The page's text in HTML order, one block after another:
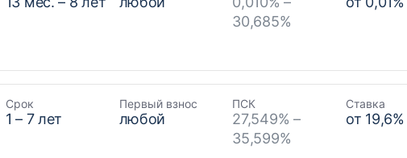
30,685%
Срок
1 – 7лет
Первый взнос
любой
ПСК
27,549% –
35,599%
Ставка
от 19,6%